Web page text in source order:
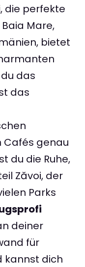
die perfekte
Mare,
bietet
das
das
genau
du die Ruhe,
Zăvoi, der
Parks
deiner
für
kannst dich